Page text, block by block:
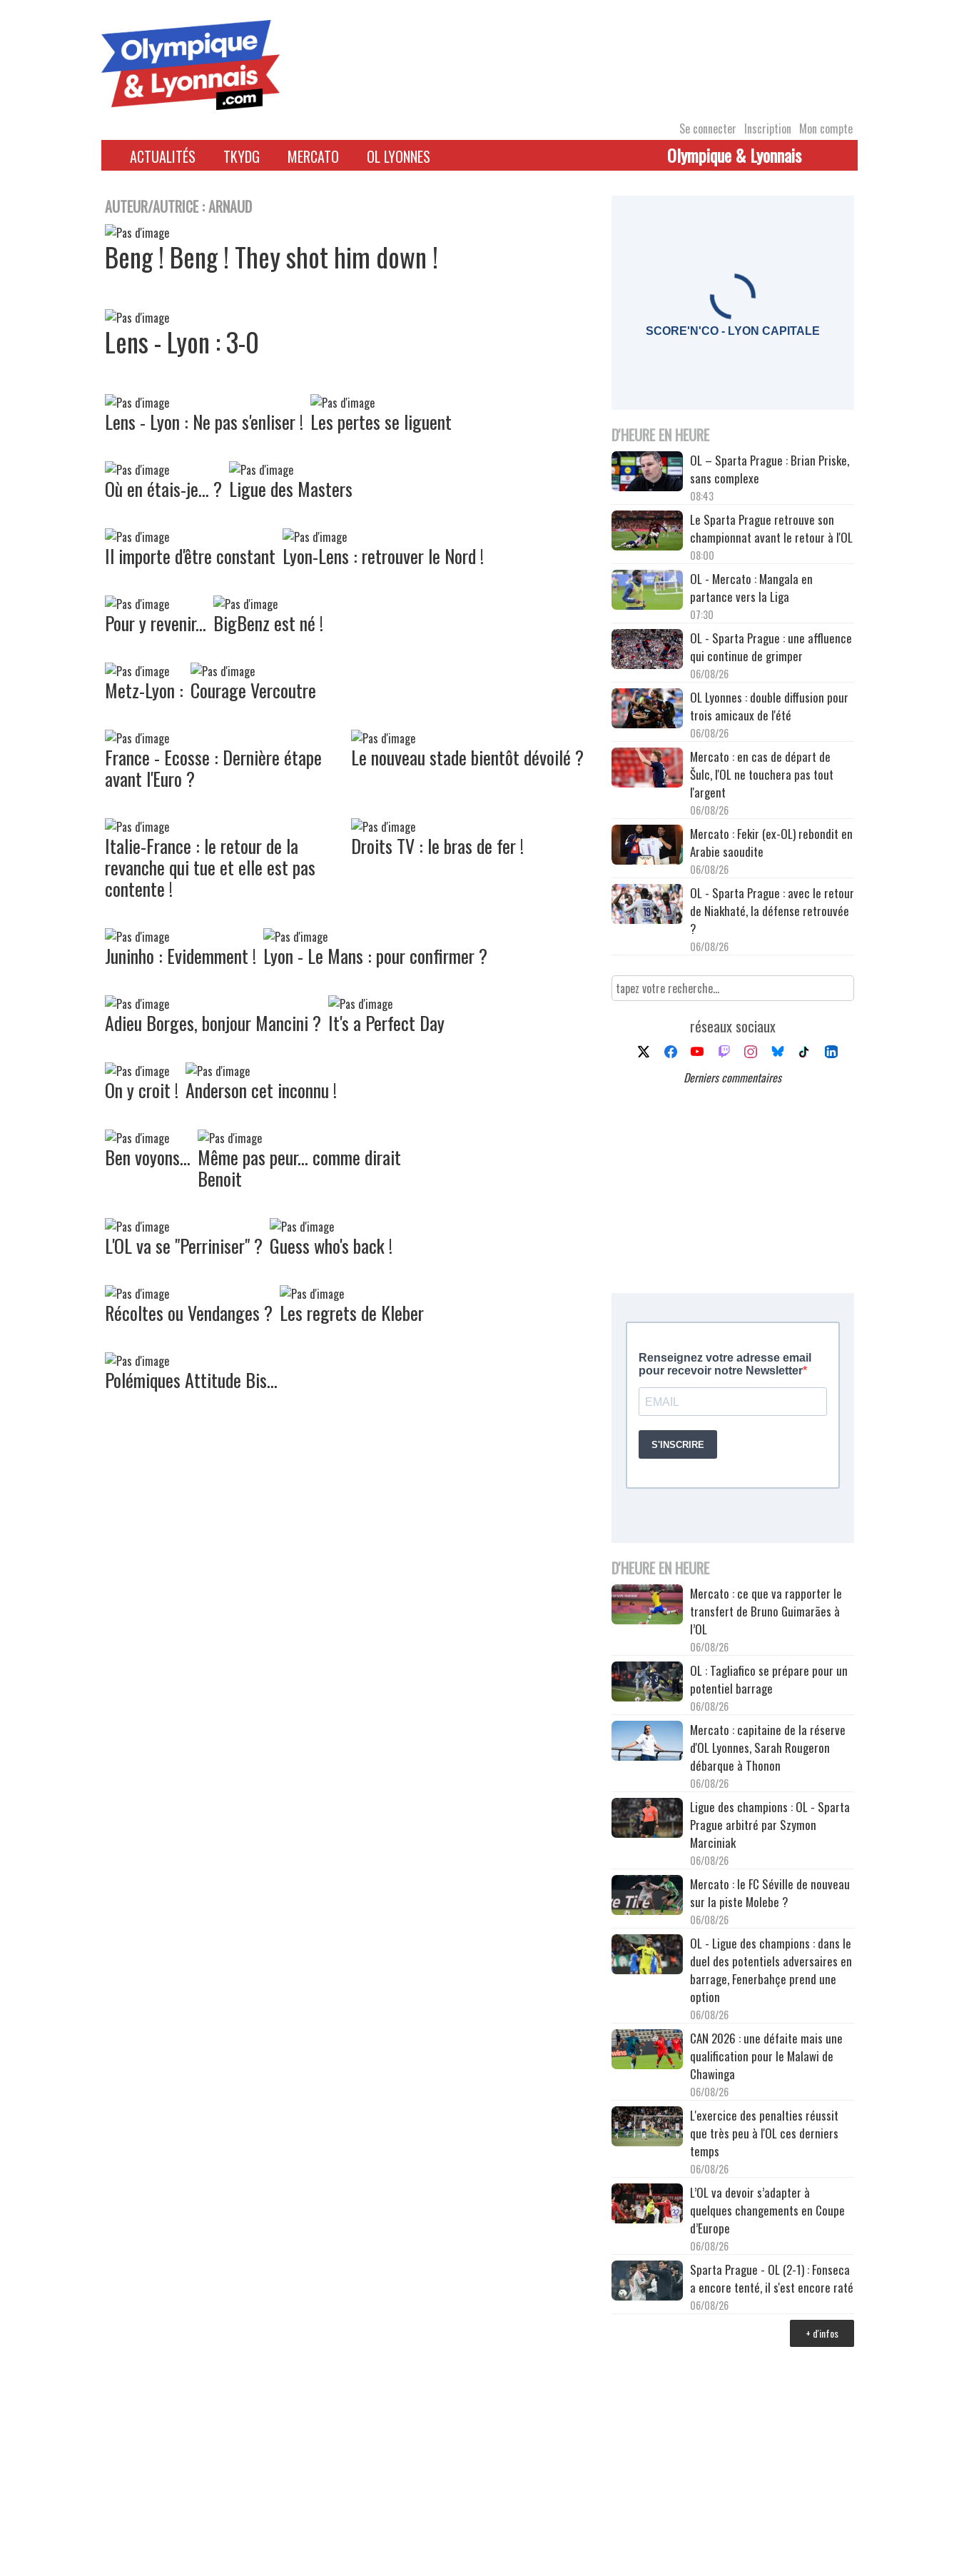
Se connecter Inscription Mon compte
ACTUALITÉS TKYDG MERCATO OL LYONNES Olympique & Lyonnais
AUTEUR/AUTRICE :ARNAUD
Beng ! Beng ! They shot him down !
Lens - Lyon : 3-0
Lens - Lyon : Ne pas s'enliser ! Les pertes se liguent
Où en étais-je... ? Ligue des Masters
Il importe d'être constant Lyon-Lens : retrouver le Nord !
Pour y revenir... BigBenz est né !
Metz-Lyon : Courage Vercoutre
France - Ecosse : Dernière étape
avant l'Euro ?
Le nouveau stade bientôt dévoilé ?
Italie-France : le retour de la
revanche qui tue et elle est pas
contente !
Droits TV : le bras de fer !
Juninho : Evidemment ! Lyon - Le Mans : pour confirmer ?
Adieu Borges, bonjour Mancini ? It's a Perfect Day
On y croit ! Anderson cet inconnu !
Ben voyons... Même pas peur... comme dirait
Benoit
L'OL va se "Perriniser" ? Guess who's back !
Récoltes ou Vendanges ? Les regrets de Kleber
Polémiques Attitude Bis...
SCORE'N'CO - LYON CAPITALE
D'HEURE EN HEURE
OL – Sparta Prague : Brian Priske,
sans complexe
08:43
Le Sparta Prague retrouve son
championnat avant le retour à l'OL
08:00
OL - Mercato : Mangala en
partance vers la Liga
07:30
OL - Sparta Prague : une affluence
qui continue de grimper
06/08/26
OL Lyonnes : double diffusion pour
trois amicaux de l'été
06/08/26
Mercato : en cas de départ de
Šulc, l'OL ne touchera pas tout
l'argent
06/08/26
Mercato : Fekir (ex-OL) rebondit en
Arabie saoudite
06/08/26
OL - Sparta Prague : avec le retour
de Niakhaté, la défense retrouvée
?
06/08/26
réseaux sociaux
Derniers commentaires
D'HEURE EN HEURE
Mercato : ce que va rapporter le
transfert de Bruno Guimarães à
l’OL
06/08/26
OL : Tagliafico se prépare pour un
potentiel barrage
06/08/26
Mercato : capitaine de la réserve
d'OL Lyonnes, Sarah Rougeron
débarque à Thonon
06/08/26
Ligue des champions : OL - Sparta
Prague arbitré par Szymon
Marciniak
06/08/26
Mercato : le FC Séville de nouveau
sur la piste Molebe ?
06/08/26
OL - Ligue des champions : dans le
duel des potentiels adversaires en
barrage, Fenerbahçe prend une
option
06/08/26
CAN 2026 : une défaite mais une
qualification pour le Malawi de
Chawinga
06/08/26
L'exercice des penalties réussit
que très peu à l'OL ces derniers
temps
06/08/26
L’OL va devoir s’adapter à
quelques changements en Coupe
d’Europe
06/08/26
Sparta Prague - OL (2-1) : Fonseca
a encore tenté, il s'est encore raté
06/08/26
+ d'infos